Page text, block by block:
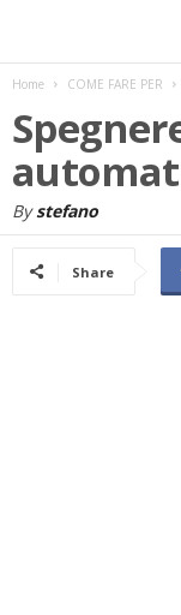
Home COME FARE PER
By stefano
Share